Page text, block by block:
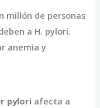
millón de personas
a H. pylori.
anemia y
pylori afecta a